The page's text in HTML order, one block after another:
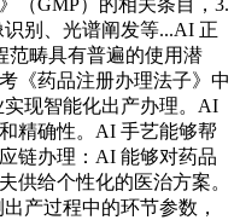
别、光谱阐发等...AI 正
范畴具有普遍的使用潜
《药品注册办理法子》中
现智能化出产办理。AI
精确性。AI 手艺能够帮
链办理：AI 能够对药品
供给个性化的医治方案。
产过程中的环节参数，